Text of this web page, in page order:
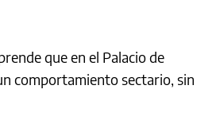
que en el Palacio de
comportamiento sectario, sin